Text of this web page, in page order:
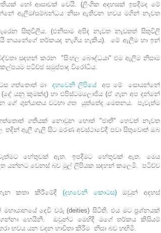
හෝ ආසාවක් වෙයි. (ලිංගික අදහසක් ඉපදීමද මේ
ඇලීම/සම්බන්ධය නිසා ඇතිවන භවය මගින් නැවත
සිතුවිලිය. (එනිසාම අපිද නැවත නැවතත් සිතුවිලි
නයනේගේ තර්කයද නැගිය හැකිය). මේ ඇලීම හා ඉන්
සඳහන් කරන "සිංහල බෞද්ධයා" එම ඇලීම නිසාම
පටිච්ඡ සමුප්පාද විරෝධිය.
ගත්තොත් මා දහවෙනි ලිපියේඅප මේ සොයන්නේ
යනු කුමක්ද) හා එපිස්ටමලොජිය (ඒ ගැන අප දන්නේ
ගේ ශුන්යාතය වටහා ගත යුත්තේද මෙතනය. පැවැත්ම
ගතියක් නොවුන හොත් "ජාති" හෙවත් නැවත
ඇලී ගැලී සිට මරණ අවස්ථාවේදී පවා සිතුවොත් ඔබ
හේතුවක් ඇත. ඉපදීමට හේතුවක් ඇත. මෙය
ඇත යන්නට වෙනස් බව මුල් ලිපියක සඳහන් කලෙමි. පටිච්ච
කතා කිරීමේදී (දහවෙනි කොටස)ඔවුන් අදහස්
දෙවි වරු (deities) සිටිති. එය මට ප්‍රශ්නයක්
හෙයිනි. ඔවුන්ට මෙහිදී මගේ තර්කය කිසියම්
භවය යන වදන භාවිතා කිරීම නිසා බව හඟිමි.